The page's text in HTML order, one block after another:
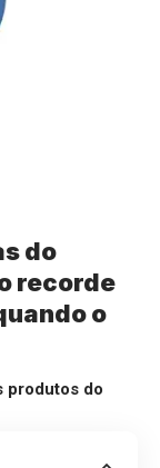
do
recorde
o
produtos do